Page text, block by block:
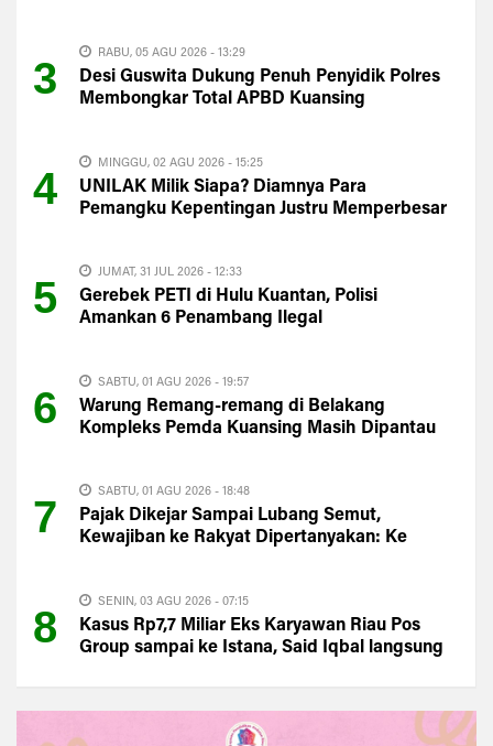
3
RABU, 05 AGU 2026 - 13:29
Desi Guswita Dukung Penuh Penyidik Polres
Membongkar Total APBD Kuansing
4
MINGGU, 02 AGU 2026 - 15:25
UNILAK Milik Siapa? Diamnya Para
Pemangku Kepentingan Justru Memperbesar
5
JUMAT, 31 JUL 2026 - 12:33
Gerebek PETI di Hulu Kuantan, Polisi
Amankan 6 Penambang Ilegal
6
SABTU, 01 AGU 2026 - 19:57
Warung Remang-remang di Belakang
Kompleks Pemda Kuansing Masih Dipantau
7
SABTU, 01 AGU 2026 - 18:48
Pajak Dikejar Sampai Lubang Semut,
Kewajiban ke Rakyat Dipertanyakan: Ke
8
SENIN, 03 AGU 2026 - 07:15
Kasus Rp7,7 Miliar Eks Karyawan Riau Pos
Group sampai ke Istana, Said Iqbal langsung